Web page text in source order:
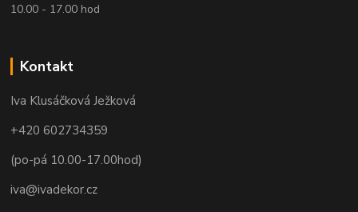
10.00 - 17.00 hod
Kontakt
Iva Klusáčková Ježková
+420 602734359
(po-pá 10.00-17.00hod)
iva@ivadekor.cz